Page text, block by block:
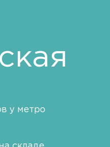
у метро